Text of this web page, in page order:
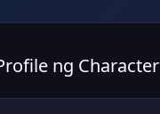
ng Character